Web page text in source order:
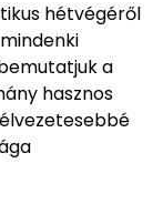
hétvégéről
a
hasznos